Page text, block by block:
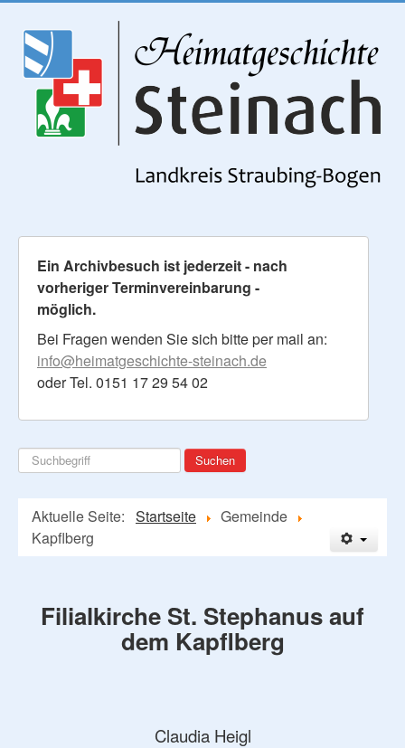
Ein Archivbesuch ist jederzeit - nach
vorheriger Terminvereinbarung -
möglich.
Bei Fragen wenden Sie sich bitte per mail an:
info@heimatgeschichte-steinach.de
oder Tel. 0151 17 29 54 02
Suchen
...
Suchen
Aktuelle Seite: Startseite
Gemeinde
Kapflberg
Filialkirche St. Stephanus auf
dem Kapflberg
Claudia Heigl